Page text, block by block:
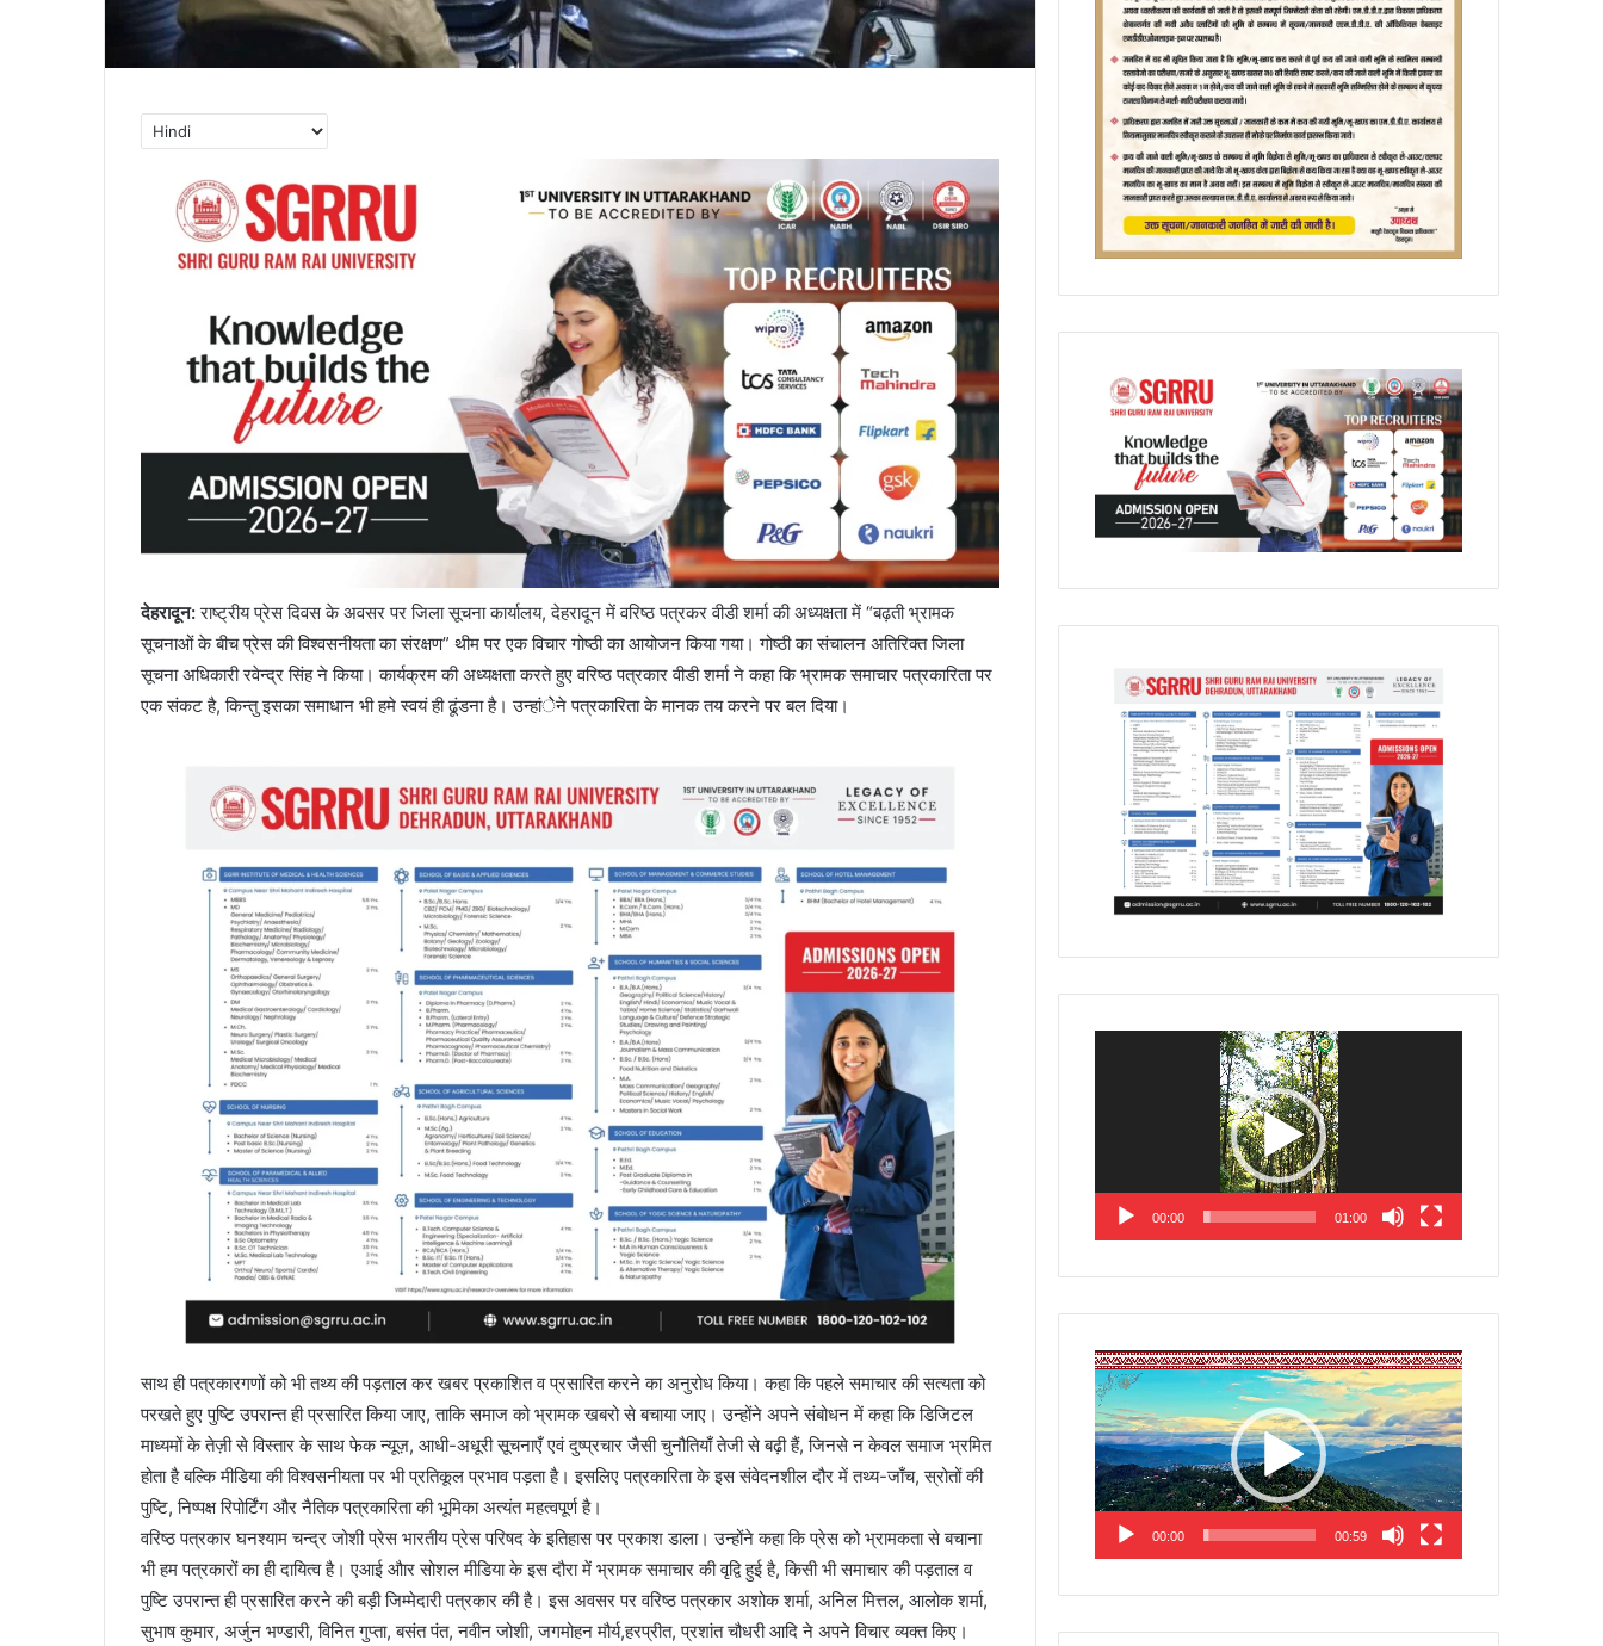
देहरादून:राष्ट्रीय प्रेस दिवस के अवसर पर जिला सूचना कार्यालय, देहरादून में वरिष्ठ पत्रकर वीडी शर्मा की अध्यक्षता में “बढ़ती भ्रामक
सूचनाओं के बीच प्रेस की विश्वसनीयता का संरक्षण” थीम पर एक विचार गोष्ठी का आयोजन किया गया। गोष्ठी का संचालन अतिरिक्त जिला
सूचना अधिकारी रवेन्द्र सिंह ने किया। कार्यक्रम की अध्यक्षता करते हुए वरिष्ठ पत्रकार वीडी शर्मा ने कहा कि भ्रामक समाचार पत्रकारिता पर
एक संकट है, किन्तु इसका समाधान भी हमे स्वयं ही ढूंडना है। उन्हांेेने पत्रकारिता के मानक तय करने पर बल दिया।
साथ ही पत्रकारगणों को भी तथ्य की पड़ताल कर खबर प्रकाशित व प्रसारित करने का अनुरोध किया। कहा कि पहले समाचार की सत्यता को
परखते हुए पुष्टि उपरान्त ही प्रसारित किया जाए, ताकि समाज को भ्रामक खबरो से बचाया जाए। उन्होंने अपने संबोधन में कहा कि डिजिटल
माध्यमों के तेज़ी से विस्तार के साथ फेक न्यूज़, आधी-अधूरी सूचनाएँ एवं दुष्प्रचार जैसी चुनौतियाँ तेजी से बढ़ी हैं, जिनसे न केवल समाज भ्रमित
होता है बल्कि मीडिया की विश्वसनीयता पर भी प्रतिकूल प्रभाव पड़ता है। इसलिए पत्रकारिता के इस संवेदनशील दौर में तथ्य-जाँच, स्रोतों की
पुष्टि, निष्पक्ष रिपोर्टिंग और नैतिक पत्रकारिता की भूमिका अत्यंत महत्वपूर्ण है।
वरिष्ठ पत्रकार घनश्याम चन्द्र जोशी प्रेस भारतीय प्रेस परिषद के इतिहास पर प्रकाश डाला। उन्होंने कहा कि प्रेस को भ्रामकता से बचाना
भी हम पत्रकारों का ही दायित्व है। एआई औार सोशल मीडिया के इस दौरा में भ्रामक समाचार की वृद्वि हुई है, किसी भी समाचार की पड़ताल व
पुष्टि उपरान्त ही प्रसारित करने की बड़ी जिम्मेदारी पत्रकार की है। इस अवसर पर वरिष्ठ पत्रकार अशोक शर्मा, अनिल मित्तल, आलोक शर्मा,
सुभाष कुमार, अर्जुन भण्डारी, विनित गुप्ता, बसंत पंत, नवीन जोशी, जगमोहन मौर्य,हरप्रीत, प्रशांत चौधरी आदि ने अपने विचार व्यक्त किए।
00:00 01:00
Video
Player
00:00 00:59